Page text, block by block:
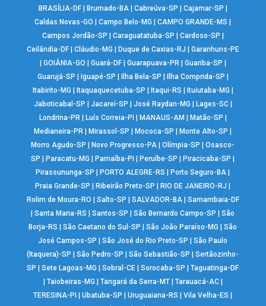
BRASÍLIA-DF| Brumado-BA| Cabreúva-SP Cajamar-SP
Caldas Novas-GO
|Campo Belo-MG |CAMPO GRANDE-MS
Campos Jordão-SP
Caraguatatuba-SP Cardoso-SP
Ceilândia-DF| Cláudio-MG Duque de Caxias-RJ
Garanhuns-PE
GOIÂNIA-GO Guará-DF| Guarapuava-PR| Guariba-SP
Guarujá-SP
Iguapé-SP Ilha Bela-SP Ilha Comprida-SP
Itabirito-MG
Itaquaquecetuba-SP Itaqui-RS Ituiutaba-MG
Jaboticabal-SP
Jacareí-SP José Raydan-MG Lages-SC|
Londrina-PR| Luís Correia-PI MANAUS-AM Matão-SP
Medianeira-PR
Mirassol-SP Mococa-SP Monte Alto-SP
Morro Agudo-SP
Novo Progresso-PA |Olímpia-SP |Osasco-
SP
Paracatu-MG Parnaíba-PI Peruíbe-SP Piracicaba-SP
Pirassununga-SP
PORTO ALEGRE-RS Porto Seguro-BA
Praia Grande-SP
Ribeirão Preto-SP RIO DE JANEIRO-RJ
Rolim de Moura-RO
Salto-SP SALVADOR-BA| Samambaia-DF
|Santa Maria-RS |Santos-SP |São Bernardo Campo-SP |São
Borja-RS
|São Caetano do Sul-SP |São João Paraíso-MG |São
José Campos-SP
|São José do Rio Preto-SP |São Paulo
(Itaquera)-SP
|São Pedro-SP |São Sebastião-SP |Sertãozinho-
SP
|Sete Lagoas-MG |Sobral-CE |Sorocaba-SP |Taguatinga-DF
Taiobeiras-MG Tangará da Serra-MT| Tarauacá-AC|
TERESINA-PI
|Ubatuba-SP |Uruguaiana-RS |Vila Velha-ES